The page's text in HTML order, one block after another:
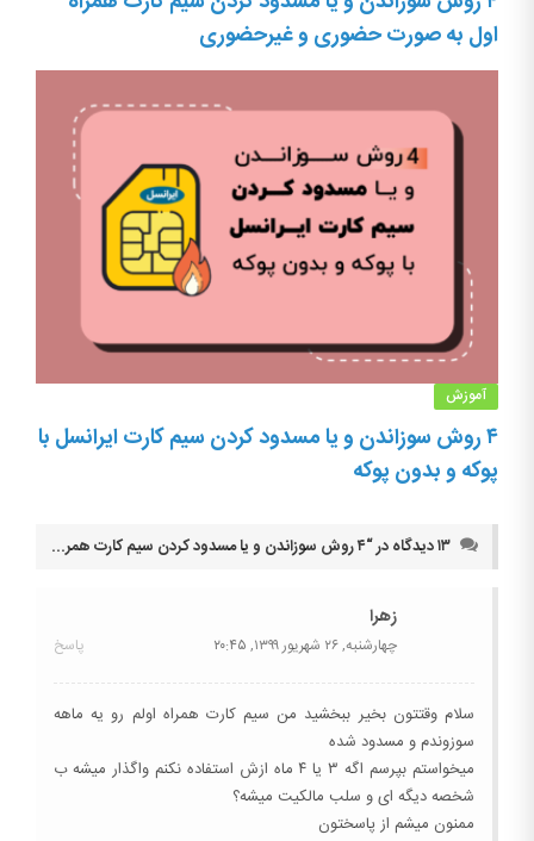
اول به صورت حضوری و غیرحضوری
آموزش
۴ روش سوزاندن و یا مسدود کردن سیم کارت ایرانسل با
پوکه و بدون پوکه
۴ روش سوزاندن و یا مسدود کردن سیم کارت همراه اول به صورت حضوری و غیرحضوری
زهرا
چهارشنبه, ۲۶ شهریور ۱۳۹۹, ۲۰:۴۵ پاسخ
سلام وقتتون بخیر ببخشید من سیم کارت همراه اولم رو یه ماهه
سوزوندم و مسدود شده
میخواستم بپرسم اگه ۳ یا ۴ ماه ازش استفاده نکنم واگذار میشه ب
شخصه دیگه ای و سلب مالکیت میشه؟
ممنون میشم از پاسختون